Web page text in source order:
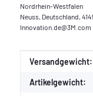
Nordrhein-Westfalen
Neuss, Deutschland,
Innovation.de@3M.com
Wert
Versandgewicht:
Artikelgewicht: